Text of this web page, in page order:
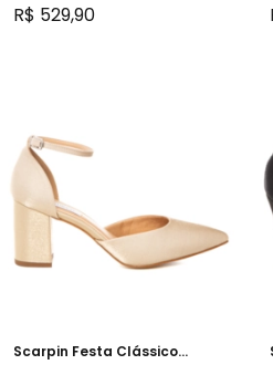
NF45100
R$ 529,90
Scarpin Festa Clássico